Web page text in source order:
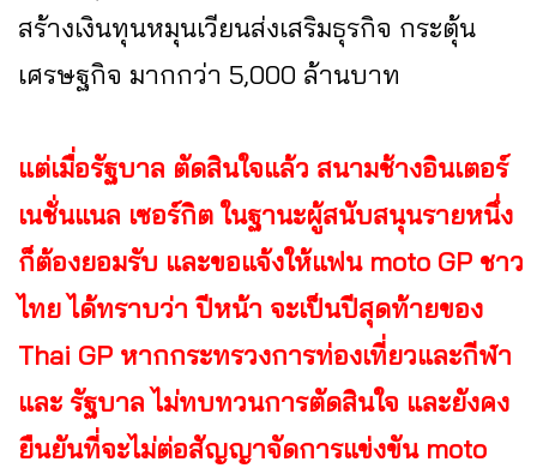
สร้างเงินทุนหมุนเวียนส่งเสริมธุรกิจ กระตุ้น
เศรษฐกิจ มากกว่า 5,000 ล้านบาท
แต่เมื่อรัฐบาล ตัดสินใจแล้ว สนามช้างอินเตอร์
เนชั่นแนล เซอร์กิต ในฐานะผู้สนับสนุนรายหนึ่ง
ก็ต้องยอมรับ และขอแจ้งให้แฟน moto GP ชาว
ไทย ได้ทราบว่า ปีหน้า จะเป็นปีสุดท้ายของ
Thai GP หากกระทรวงการท่องเที่ยวและกีฬา
และ รัฐบาล ไม่ทบทวนการตัดสินใจ และยังคง
ยืนยันที่จะไม่ต่อสัญญาจัดการแข่งขัน moto